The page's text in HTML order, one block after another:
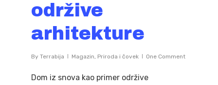
održive
arhitekture
By Terrabija Magazin, Priroda i čovek One Comment
Dom iz snova kao primer održive